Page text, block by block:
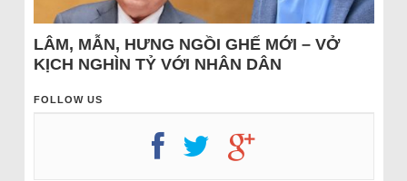
LÂM, MẪN, HƯNG NGỒI GHẾ MỚI – VỞ
KỊCH NGHÌN TỶ VỚI NHÂN DÂN
FOLLOW US